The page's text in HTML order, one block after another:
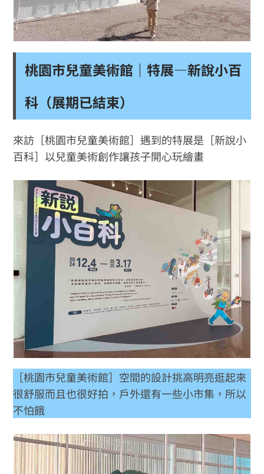
桃園市兒童美術館｜特展—新說小百
科（展期已結束）
來訪［桃園市兒童美術館］遇到的特展是［新說小
百科］以兒童美術創作讓孩子開心玩繪畫
［桃園市兒童美術館］空間的設計挑高明亮逛起來
很舒服而且也很好拍，戶外還有一些小市集，所以
不怕餓